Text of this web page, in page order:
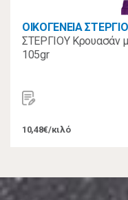
ΟΙΚΟΓΕΝΕΙΑ
ΣΤΕΡΓΙΟΥ Κρουασάν
105gr
10,48€/κιλό